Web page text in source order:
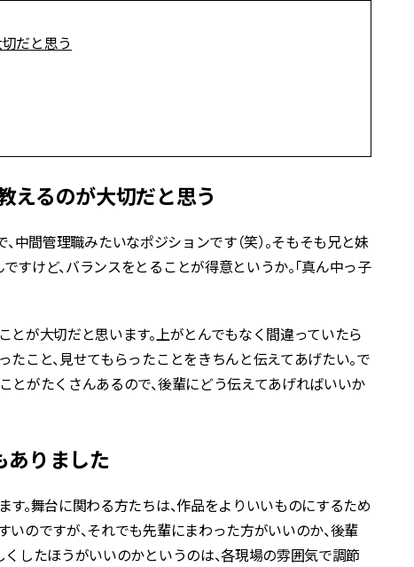
だと思う
えるのが大切だと思う
中間管理職みたいなポジションです（笑）。そもそも兄と妹
けど、バランスをとることが得意というか。「真ん中っ子
が大切だと思います。上がとんでもなく間違っていたら
こと、見せてもらったことをきちんと伝えてあげたい。で
がたくさんあるので、後輩にどう伝えてあげればいいか
ありました
。舞台に関わる方たちは、作品をよりいいものにするため
のですが、それでも先輩にまわった方がいいのか、後輩
したほうがいいのかというのは、各現場の雰囲気で調節
い！夜に仕込む「ヘアケア家